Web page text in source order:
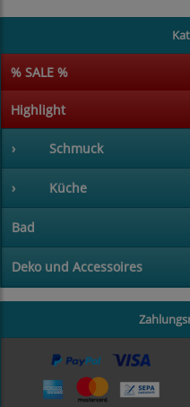
% SALE %
Highlight
› Schmuck
› Küche
Bad
Deko und Accessoires